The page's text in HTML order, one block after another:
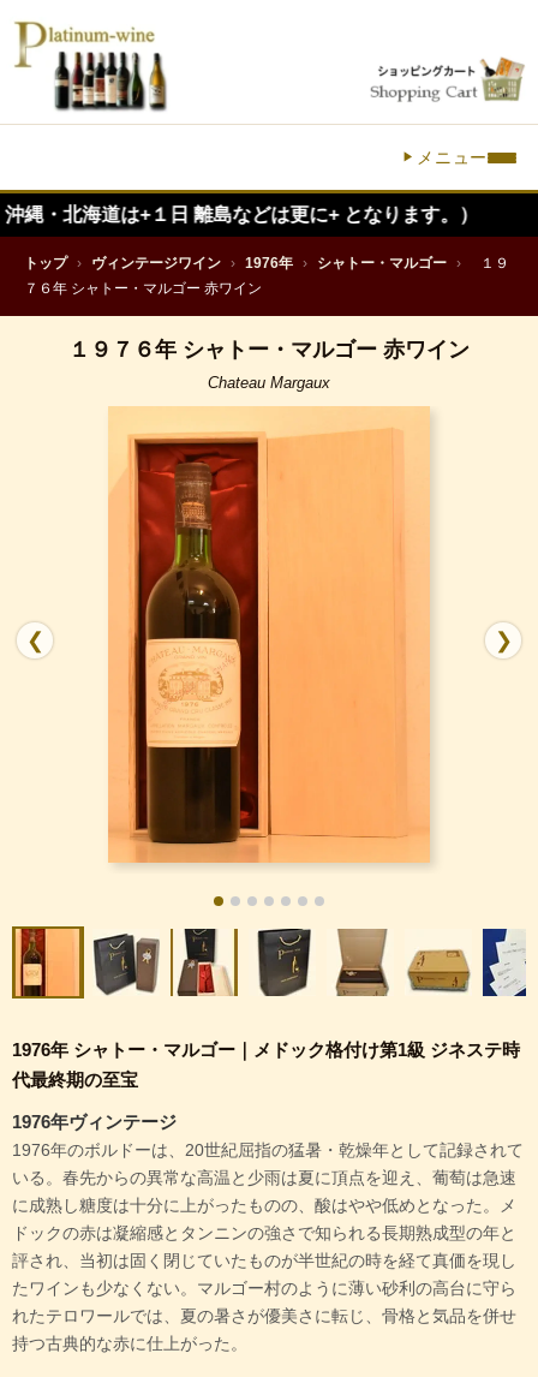
メニュー
+１日 離島などは更に+ となります。）
トップ › ヴィンテージワイン › 1976年 › シャトー・マルゴー ›
１９
７６年 シャトー・マルゴー 赤ワイン
１９７６年 シャトー・マルゴー 赤ワイン
Chateau Margaux
❮ ❯
1976年 シャトー・マルゴー｜メドック格付け第1級 ジネステ時
代最終期の至宝
1976年ヴィンテージ
1976年のボルドーは、20世紀屈指の猛暑・乾燥年として記録されて
いる。春先からの異常な高温と少雨は夏に頂点を迎え、葡萄は急速
に成熟し糖度は十分に上がったものの、酸はやや低めとなった。メ
ドックの赤は凝縮感とタンニンの強さで知られる長期熟成型の年と
評され、当初は固く閉じていたものが半世紀の時を経て真価を現し
たワインも少なくない。マルゴー村のように薄い砂利の高台に守ら
れたテロワールでは、夏の暑さが優美さに転じ、骨格と気品を併せ
持つ古典的な赤に仕上がった。